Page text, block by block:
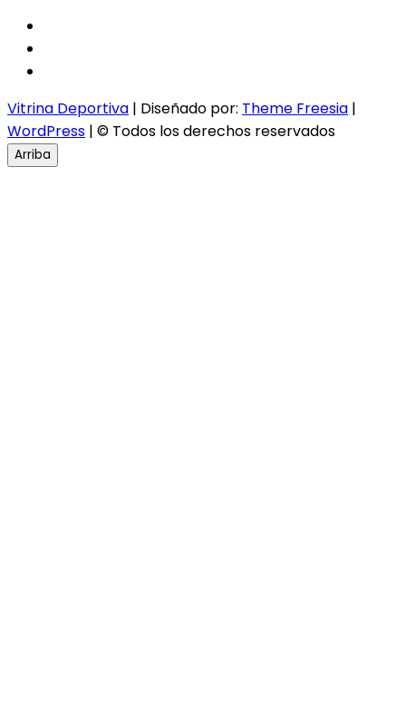
Vitrina Deportiva | Diseñado por: Theme Freesia |
WordPress | © Todos los derechos reservados
Arriba